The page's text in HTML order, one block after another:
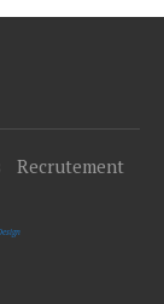
Recrutement